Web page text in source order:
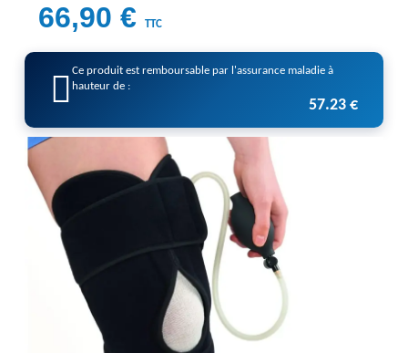
66,90 € TTC
Ce produit est remboursable par l'assurance maladie à
hauteur de :
57.23 €